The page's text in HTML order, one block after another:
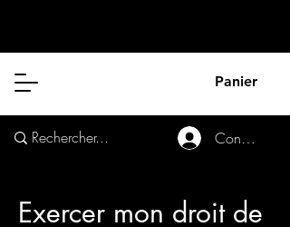
Connexion
Panier
Exercer mon droit de